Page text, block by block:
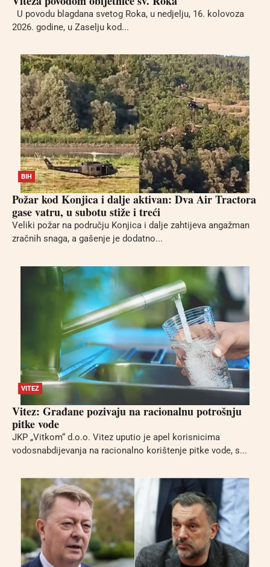
U povodu blagdana svetog Roka, u nedjelju, 16. kolovoza
2026. godine, u Zaselju kod...
BIH
Požar kod Konjica i dalje aktivan: Dva Air Tractora
gase vatru, u subotu stiže i treći
Veliki požar na području Konjica i dalje zahtijeva angažman
zračnih snaga, a gašenje je dodatno...
VITEZ
Vitez: Građane pozivaju na racionalnu potrošnju
pitke vode
JKP „Vitkom“ d.o.o. Vitez uputio je apel korisnicima
vodosnabdijevanja na racionalno korištenje pitke vode, s...